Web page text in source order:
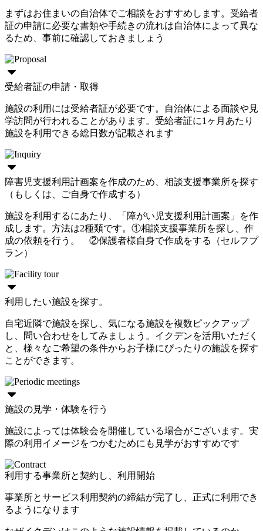
まずはお住まいの自治体でご相談をおすすめします。受給者
証の申請に必要な書類や手続きの流れは自治体によって異な
るため、事前に確認しておきましょう
受給者証の申請・取得
施設の利用には受給者証が必要です。自治体による面談や見
学訪問が行われることがあります。受給者証に1ヶ月あたり
施設を利用できる総日数が記載されます
障害児支援利用計画案を作成のため、相談支援事業所を探す
（もしくは、ご自身で作成する）
施設を利用するにあたり、「障がい児支援利用計画案」を作
成します。方法は2種類です。①相談支援事業所を探し、作
成の依頼を行う。 ②保護者様自身で作成をする（セルフプ
ラン）
利用したい施設を探す。
自宅近隣で施設を探し、気になる施設を複数ピックアップ
し、問い合わせをしてみましょう。イクデンを活用いただく
と、様々なご希望の条件からお子様にぴったりの施設を探す
ことができます。
施設の見学・体験を行う
施設によっては体験会を開催している場合がございます。実
際の利用イメージをつかむためにも見学がおすすめです
利用する事業所と契約し、利用開始
事業所とサービス利用契約の締結が完了し、正式に利用でき
るようになります